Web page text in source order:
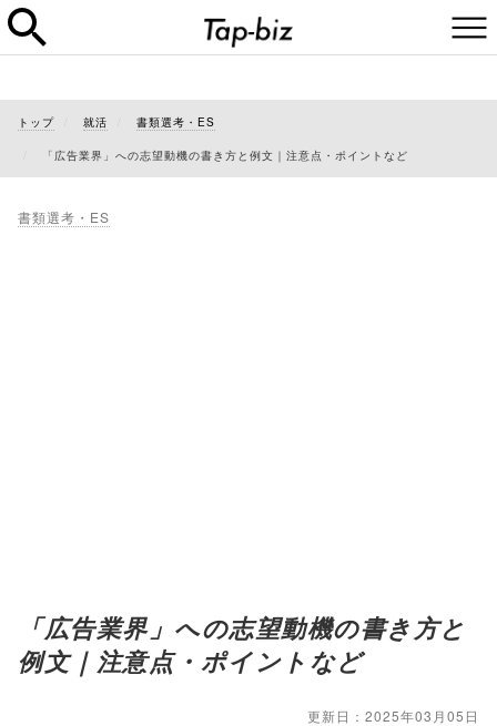
トップ 就活 書類選考・ES
「広告業界」への志望動機の書き方と例文｜注意点・ポイントなど
書類選考・ES
「広告業界」への志望動機の書き方と
例文｜注意点・ポイントなど
更新日：2025年03月05日